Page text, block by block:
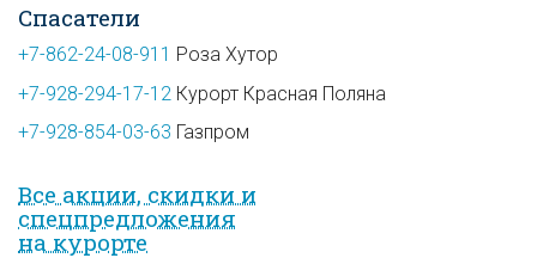
Спасатели
+7-862-24-08-911 Роза Хутор
+7-928-294-17-12 Курорт Красная Поляна
+7-928-854-03-63 Газпром
Все акции, скидки и
спец­предложе­ния
на курорте